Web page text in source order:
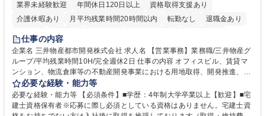
業界未経験歓迎
年間休日120日以上
資格取得支援あり
介護休暇あり
月平均残業時間20時間以内 転勤なし
退職金あり
在宅OK
賞与あり
駅近5分以内
土日祝休み 寮・社宅あり
仕事の内容
企業名 三井物産都市開発株式会社 求人名 【営業事務】業務職/三井物産グ
ループ/平均残業時間10H/完全週休2日 仕事の内容 オフィスビル、賃貸マ
ンション、物流倉庫等の不動産開発事業における用地取得、開発推進、賃
貸運営、売却、仲介・活用提案等を行う営業部門において事務業務を担当
いただきます。 【詳細】・契約書管理、契約書製本、捺印対応、ファイリ
ング、登記簿取得、調書取得・支払業務（各種費用支払、支払管理、請
求・支払データ登録、取引先マスター申請対応）・予算作成及び予実管
必要な経験・能力等
必要な経験・能力等 【必須条件】■学歴：4年制大学卒業以上【歓迎】■宅
建士資格保有者※応募に際し必須としている資格はありません。宅建士資